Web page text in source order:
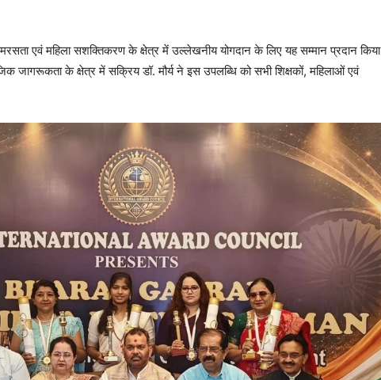
एवं महिला सशक्तिकरण के क्षेत्र में उल्लेखनीय योगदान के लिए यह सम्मान प्रदान किया
जागरूकता के क्षेत्र में सक्रिय डॉ. मौर्य ने इस उपलब्धि को सभी शिक्षकों, महिलाओं एवं